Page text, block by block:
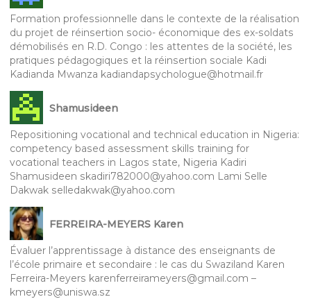
Formation professionnelle dans le contexte de la réalisation
du projet de réinsertion socio- économique des ex-soldats
démobilisés en R.D. Congo : les attentes de la société, les
pratiques pédagogiques et la réinsertion sociale Kadi
Kadianda Mwanza kadiandapsychologue@hotmail.fr
Shamusideen
Repositioning vocational and technical education in Nigeria:
competency based assessment skills training for
vocational teachers in Lagos state, Nigeria Kadiri
Shamusideen skadiri782000@yahoo.com Lami Selle
Dakwak selledakwak@yahoo.com
FERREIRA-MEYERS Karen
Évaluer l’apprentissage à distance des enseignants de
l’école primaire et secondaire : le cas du Swaziland Karen
Ferreira-Meyers karenferreirameyers@gmail.com –
kmeyers@uniswa.sz